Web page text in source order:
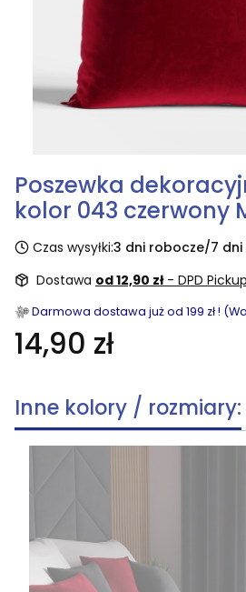
Poszewka
kolor 043 czerwony
Czas wysyłki:3 dni robocze/7 dni
Dostawa od 12,90 zł - DPD
Darmowa dostawa już od 199 zł !
14,90 zł
Inne kolory / rozmiary: